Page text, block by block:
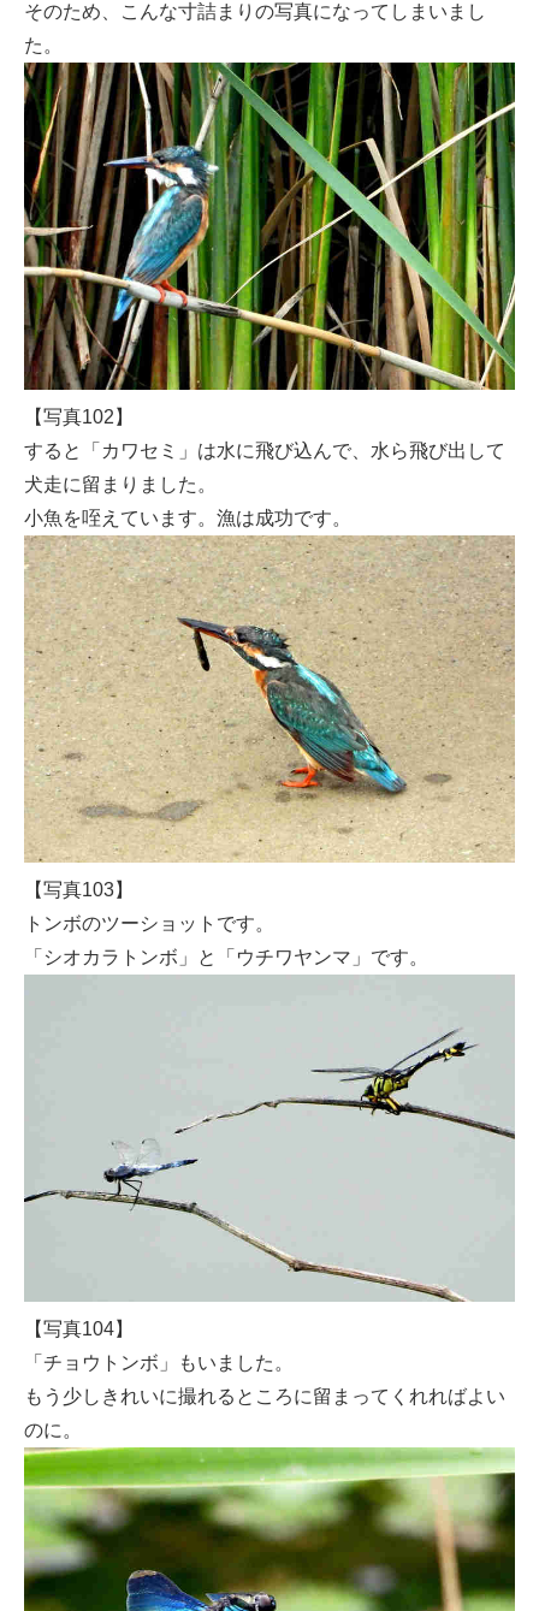
そのため、こんな寸詰まりの写真になってしまいまし
た。
【写真102】
すると「カワセミ」は水に飛び込んで、水ら飛び出して
犬走に留まりました。
小魚を咥えています。漁は成功です。
【写真103】
トンボのツーショットです。
「シオカラトンボ」と「ウチワヤンマ」です。
【写真104】
「チョウトンボ」もいました。
もう少しきれいに撮れるところに留まってくれればよい
のに。